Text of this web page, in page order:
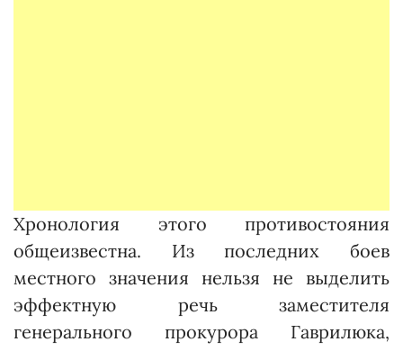
Хронология этого противостояния
общеизвестна. Из последних боев
местного значения нельзя не выделить
эффектную речь заместителя
генерального прокурора Гаврилюка,